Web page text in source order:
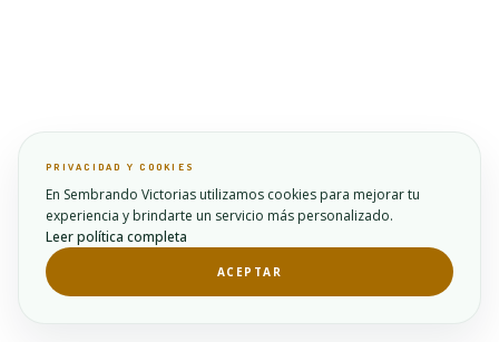
PRIVACIDAD Y COOKIES
En Sembrando Victorias utilizamos cookies para mejorar tu
experiencia y brindarte un servicio más personalizado.
Leer política completa
ACEPTAR